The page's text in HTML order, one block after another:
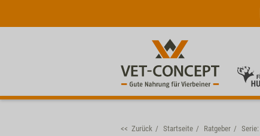
<< Zurück Startseite Ratgeber